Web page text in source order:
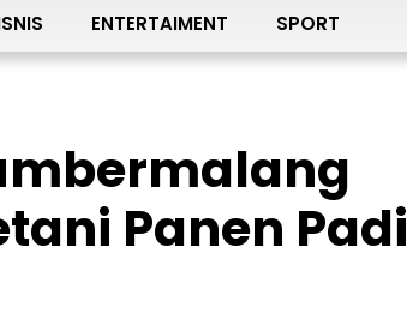
ENTERTAIMENT SPORT
Panen Padi